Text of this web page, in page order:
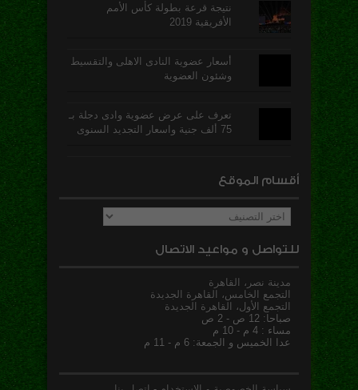
نتيجة قرعة بطولة كأس الأمم
الأفريقية 2019
أسعار عضوية النادى الاهلى والتقسيط
وشئون العضوية
تعرف على عرض عضوية وادى دجلة بـ
75 ألف جنية واسعار التجديد السنوى
أقسام الموقع
أقسام
الموقع
للتواصل و مواعيد الاتصال
مدينة نصر، القاهرة
التجمع الخامس، القاهرة الجديدة
التجمع الأول، القاهرة الجديدة
صباحا: 12 ص - 2 ص
مساء : 4 م - 10 م
عدا الخميس و الجمعة: 6 م - 11 م